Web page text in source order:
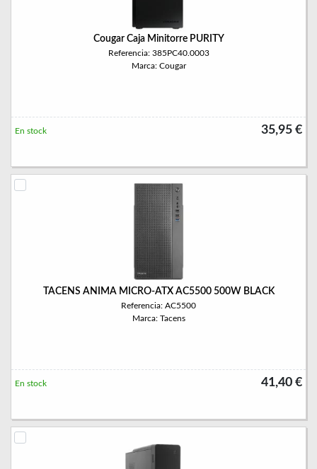
Cougar Caja Minitorre PURITY
Referencia: 385PC40.0003
Marca: Cougar
35,95 €
En stock
TACENS ANIMA MICRO-ATX AC5500 500W BLACK
Referencia: AC5500
Marca: Tacens
41,40 €
En stock